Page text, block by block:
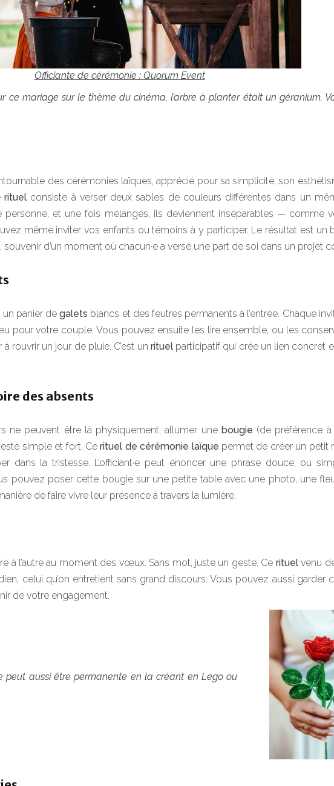
Officiante de cérémonie : Quorum Event
ce mariage sur le thème du cinéma, l’arbre à planter était un géranium.
des cérémonies laïques, apprécié pour sa simplicité, son
rituel consiste à verser deux sables de couleurs différentes dans un
personne, et une fois mélangés, ils deviennent inséparables — comme
même inviter vos enfants ou témoins à y participer. Le résultat est un
d’un moment où chacun·e a versé une part de soi dans un projet
un panier degalets blancs et des feutres permanents à l’entrée. Chaque
pour votre couple. Vous pouvez ensuite les lire ensemble, ou les
rouvrir un jour de pluie. C’est un rituelparticipatif qui crée un lien concret
des absents
ne peuvent être là physiquement, allumer une bougie (de préférence à
simple et fort. Cerituel de cérémonie laïque permet de créer un petit
dans la tristesse. L’officiant·e peut énoncer une phrase douce, ou
pouvez poser cette bougie sur une petite table avec une photo, une
de faire vivre leur présence à travers la lumière.
à l’autre au moment des vœux. Sans mot, juste un geste. Ce rituelvenu
celui qu’on entretient sans grand discours. Vous pouvez aussi garder
de votre engagement.
peut aussi être permanente en la créant en Lego ou